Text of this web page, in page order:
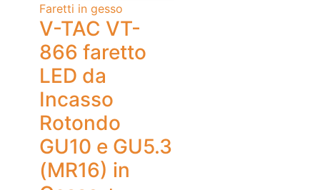
Faretti in gesso
V-TAC VT-
866 faretto
LED da
Incasso
Rotondo
GU10 e GU5.3
(MR16) in